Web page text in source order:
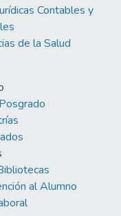
Contables y
de la Salud
al Alumno